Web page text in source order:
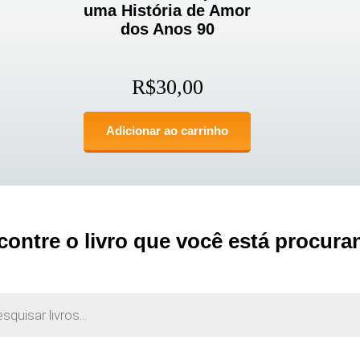
uma História de Amor
dos Anos 90
R$30,00
Adicionar ao carrinho
o livro que você está